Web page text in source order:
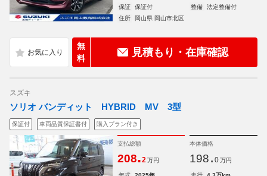
保証
保証付 整備
法定整備付
住所
岡山県 岡山市北区
無
料
見積もり・在庫確認
スズキ
ソリオ バンディット HYBRID MV 3型
保証付 車両品質保証書付 購入プラン付き
支払総額
208.2 万円
本体価格
198. 0 万円